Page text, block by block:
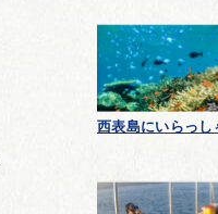
西表島にいらっし